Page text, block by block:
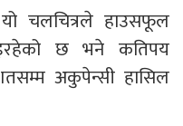
चलचित्रले हाउसफूल
छ भने कतिपय
अकुपेन्सी हासिल